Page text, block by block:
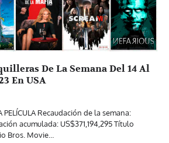
De La Semana Del 14 Al
En USA
PELÍCULA Recaudación de la semana:
acumulada: US$371,194,295 Título
Bros. Movie…